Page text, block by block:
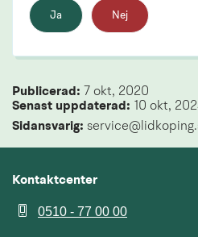
Ja Nej
Publicerad: 7 okt, 2020
Senast uppdaterad:
10 okt,
Sidansvarig:
Kontaktcenter
0510 - 77 00 00